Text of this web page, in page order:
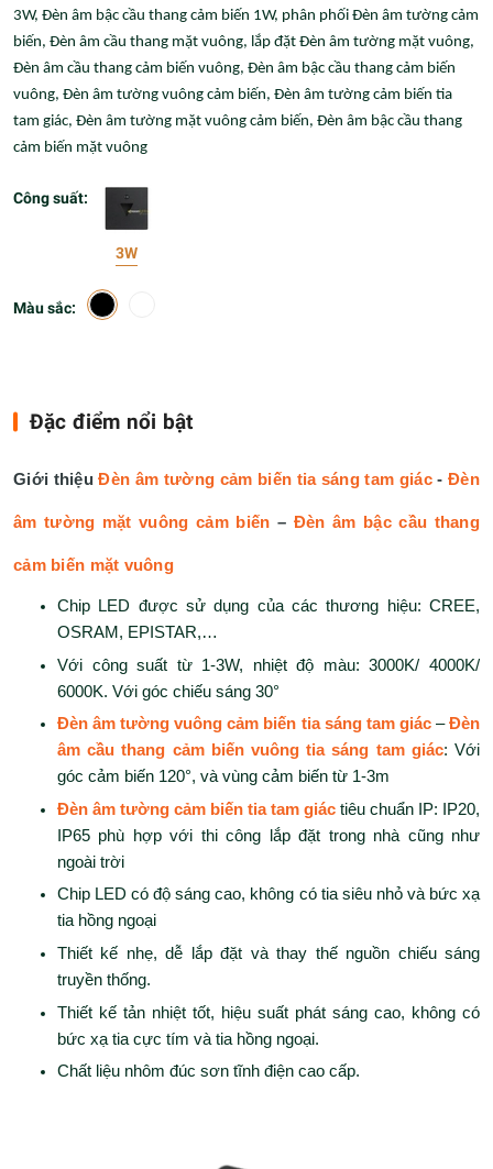
3W, Đèn âm bậc cầu thang cảm biến 1W, phân phối Đèn âm tường cảm
biến, Đèn âm cầu thang mặt vuông, lắp đặt Đèn âm tường mặt vuông,
Đèn âm cầu thang cảm biến vuông, Đèn âm bậc cầu thang cảm biến
vuông, Đèn âm tường vuông cảm biến, Đèn âm tường cảm biến tia
tam giác, Đèn âm tường mặt vuông cảm biến, Đèn âm bậc cầu thang
cảm biến mặt vuông
Công suất:
3W
Màu sắc:
Đặc điểm nổi bật
Giới thiệuĐèn âm tường cảm biến tia sáng tam giác-Đèn
âm tường mặt vuông cảm biến – Đèn âm bậc cầu thang
cảm biến mặt vuông
Chip LED được sử dụng của các thương hiệu: CREE,
OSRAM, EPISTAR,…
Với công suất từ 1-3W, nhiệt độ màu: 3000K/ 4000K/
6000K. Với góc chiếu sáng 30°
Đèn âm tường vuông cảm biến tia sáng tam giác –Đèn
âm cầu thang cảm biến vuông tia sáng tam giác: Với
góc cảm biến 120°, và vùng cảm biến từ 1-3m
Đèn âm tường cảm biến tia tam giác tiêu chuẩn IP: IP20,
IP65 phù hợp với thi công lắp đặt trong nhà cũng như
ngoài trời
Chip LED có độ sáng cao, không có tia siêu nhỏ và bức xạ
tia hồng ngoại
Thiết kế nhẹ, dễ lắp đặt và thay thế nguồn chiếu sáng
truyền thống.
Thiết kế tản nhiệt tốt, hiệu suất phát sáng cao, không có
bức xạ tia cực tím và tia hồng ngoại.
Chất liệu nhôm đúc sơn tĩnh điện cao cấp.